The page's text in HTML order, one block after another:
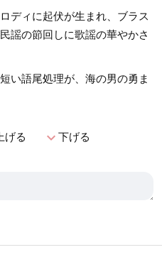
ディに起伏が生まれ、ブラス
謡の節回しに歌謡の華やかさ
い語尾処理が、海の男の勇ま
げる expand_more下げる